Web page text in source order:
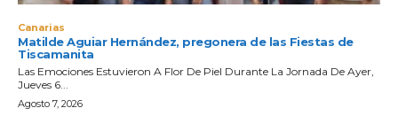
Canarias
Matilde Aguiar Hernández, pregonera de las Fiestas de
Tiscamanita
Las Emociones Estuvieron A Flor De Piel Durante La Jornada De Ayer,
Jueves 6...
Agosto 7, 2026